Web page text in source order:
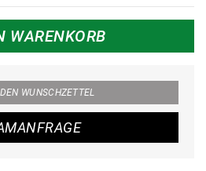
WARENKORB
WUNSCHZETTEL